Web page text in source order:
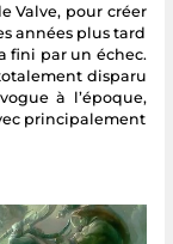
Valve, pour créer
années plus tard
fini par un échec.
disparu
à l’époque,
principalement